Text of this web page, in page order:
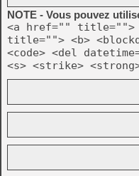
NOTE - Vous pouvez
<a href="" title="">
title=""> <b>
<code> <del
<s> <strike>